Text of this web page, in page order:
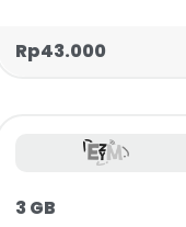
Rp43.000
3 GB